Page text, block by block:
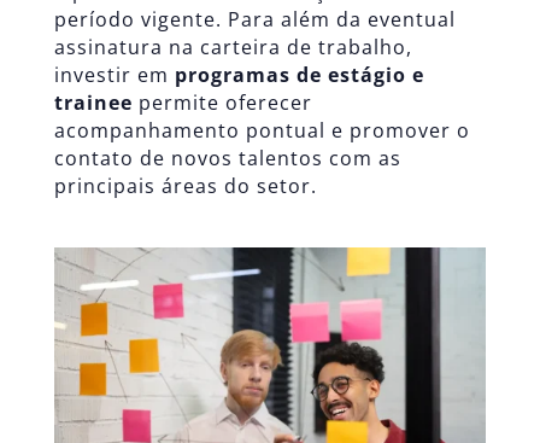
período vigente. Para além da eventual
assinatura na carteira de trabalho,
investir em programas de estágio e
trainee permite oferecer
acompanhamento pontual e promover o
contato de novos talentos com as
principais áreas do setor.